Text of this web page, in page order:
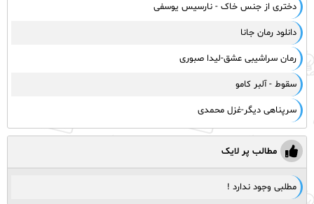
دختری از جنس خاک - نارسیس یوسفی
دانلود رمان جانا
رمان سراشیبی عشق-لیدا صبوری
سقوط - آلبر کامو
سرپناهی دیگر-غزل محمدی
مطالب پر لایک
مطلبی وجود ندارد !